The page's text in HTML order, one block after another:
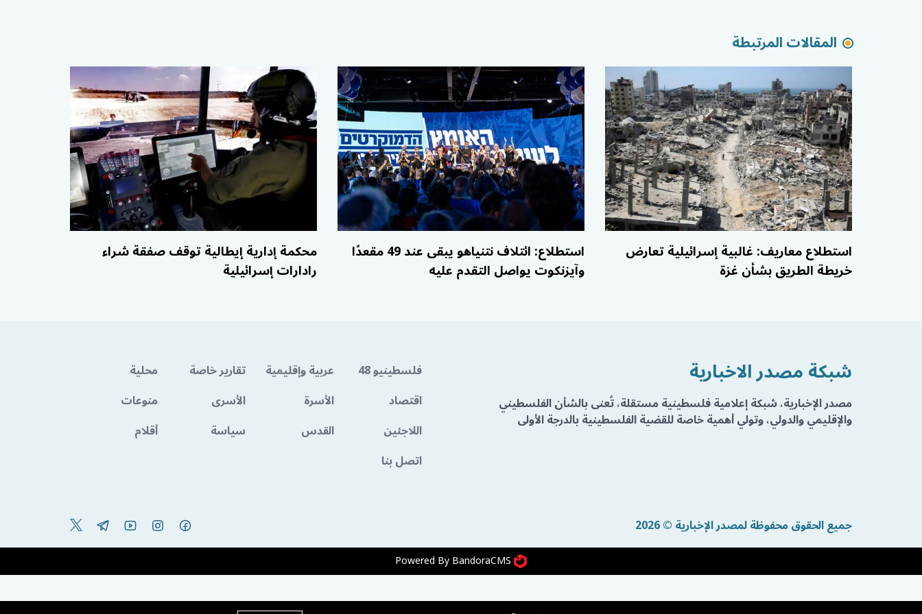
المقالات المرتبطة
استطلاع معاريف: غالبية إسرائيلية تعارض
خريطة الطريق بشأن غزة
استطلاع: ائتلاف نتنياهو يبقى عند 49 مقعدًا
وآيزنكوت يواصل التقدم عليه
محكمة إدارية إيطالية توقف صفقة شراء
رادارات إسرائيلية
شبكة مصدر الاخبارية
مصدر الإخبارية، شبكة إعلامية فلسطينية مستقلة، تُعنى بالشأن الفلسطيني
والإقليمي والدولي، وتولي أهمية خاصة للقضية الفلسطينية بالدرجة الأولى
فلسطينيو 48 عربية وإقليمية تقارير خاصة
محلية
اقتصاد
الأسرة الأسرى
منوعات
اللاجئين
القدس سياسة
أقلام
اتصل بنا
جميع الحقوق محفوظة لمصدر الإخبارية © 2026
Powered By BandoraCMS